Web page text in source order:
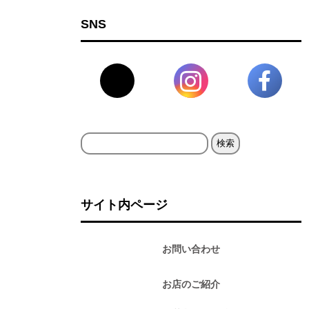
SNS
検
サイト内ページ
お問い合わせ
お店のご紹介